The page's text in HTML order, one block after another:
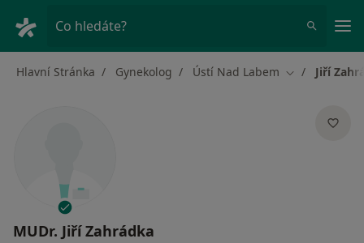
Co hledáte?
Hlavní Stránka Gynekolog Ústí Nad Labem Změna města
Jiří
MUDr. Jiří Zahrádka